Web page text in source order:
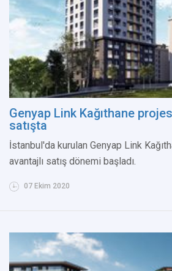
Genyap Link Kağıthane
satışta
İstanbul'da kurulan Genyap Link
avantajlı satış dönemi başladı.
07 Ekim 2020